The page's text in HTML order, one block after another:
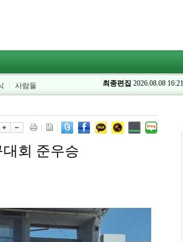
사람들 최종편집 2026.08.08 16:21
회 준우승